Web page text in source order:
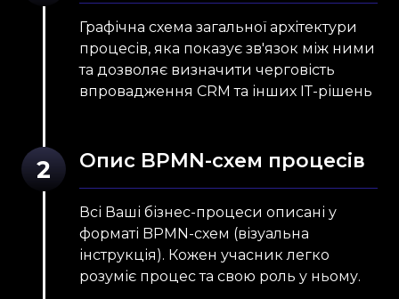
Графічна схема загальної архітектури
процесів, яка показує зв'язок між ними
та дозволяє визначити черговість
впровадження CRM та інших ІТ-рішень
2 Опис BPMN-схем процесів
Всі Ваші бізнес-процеси описані у
форматі BPMN-схем (візуальна
інструкція). Кожен учасник легко
розуміє процес та свою роль у ньому.